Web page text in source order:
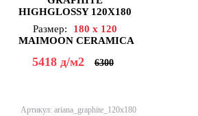
HIGHGLOSSY 120X180
Размер:
180 x 120
MAIMOON CERAMICA
5418 д/м2 6300
Артикул: ariana_graphite_120х180